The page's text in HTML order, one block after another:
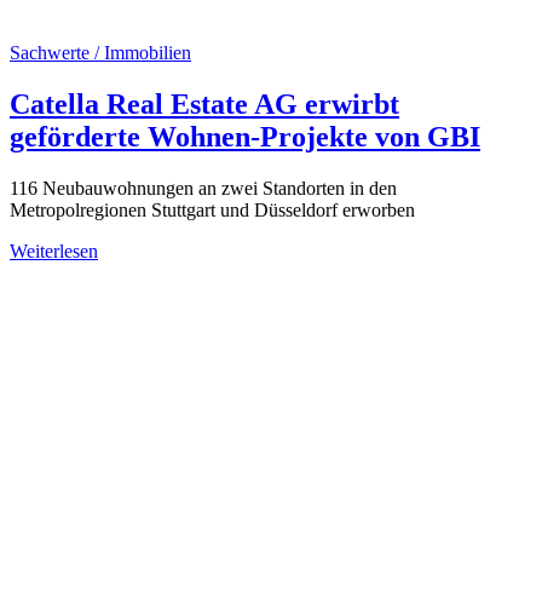
Sachwerte / Immobilien
Catella Real Estate AG erwirbt
geförderte Wohnen-Projekte von GBI
116 Neubauwohnungen an zwei Standorten in den
Metropolregionen Stuttgart und Düsseldorf erworben
Weiterlesen